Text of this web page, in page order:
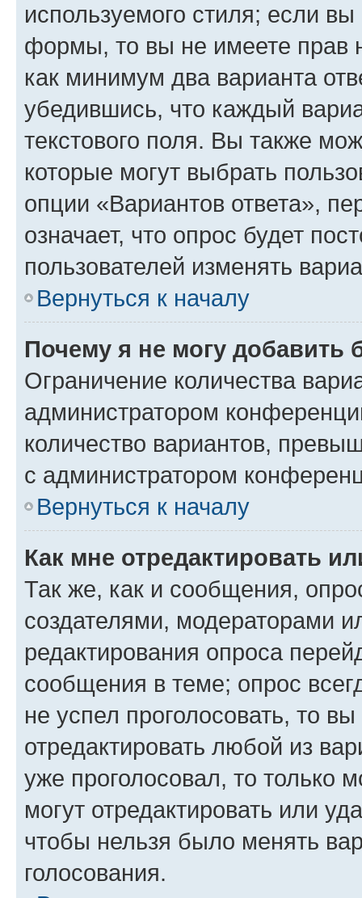
используемого стиля; если
формы, то вы не имеете прав
как минимум два варианта
убедившись, что каждый
текстового поля. Вы также
которые могут выбрать
опции «Вариантов ответа»,
означает, что опрос будет
пользователей изменять
Вернуться к началу
Почему я не могу добавить
Ограничение количества
администратором
количество вариантов,
с администратором
Вернуться к началу
Как мне отредактировать
Так же, как и сообщения,
создателями, модераторами
редактирования опроса
сообщения в теме; опрос
не успел проголосовать, то
отредактировать любой из
уже проголосовал, то только
могут отредактировать или
чтобы нельзя было менять
голосования.